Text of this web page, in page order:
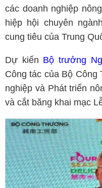
các doanh nghiệp
hiệp hội chuyên
cung tiêu của Trung
Dự kiến Bộ trưởng
Công tác của Bộ
nghiệp và Phát triển
và cắt băng khai mạc